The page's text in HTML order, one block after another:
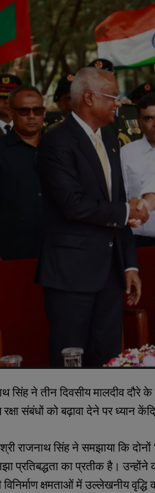
सिंहनेतीनदिवसीयमालदीवदौरेके
रक्षा संबंधों को बढ़ावा देने पर ध्यान
राजनाथ सिंह ने समझाया कि दोनों
प्रतिबद्धता का प्रतीक है।
क्षमताओं में उल्लेखनीय वृद्धि